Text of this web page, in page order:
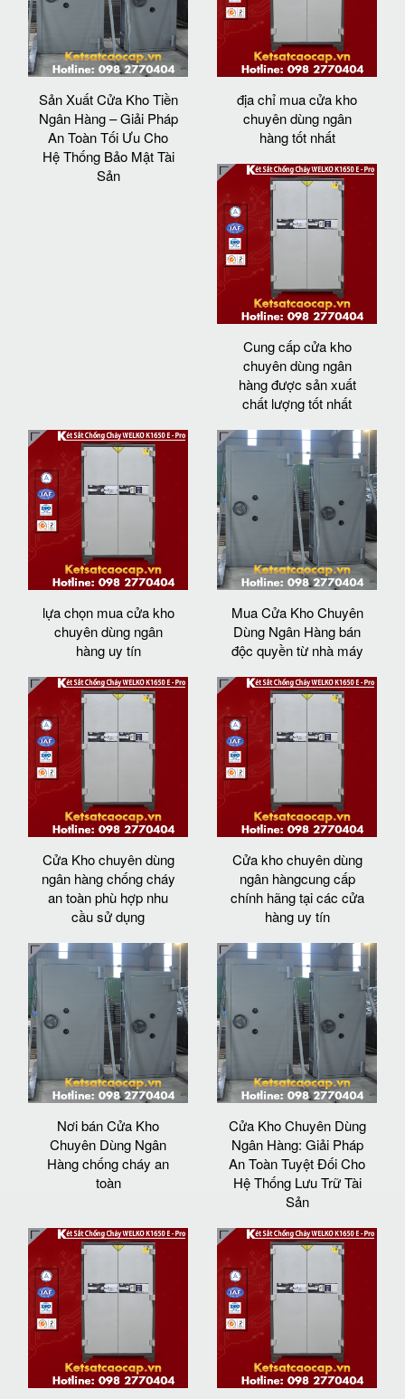
Sản Xuất Cửa Kho Tiền
Ngân Hàng – Giải Pháp
An Toàn Tối Ưu Cho
Hệ Thống Bảo Mật Tài
Sản
địa chỉ mua cửa kho
chuyên dùng ngân
hàng tốt nhất
Cung cấp cửa kho
chuyên dùng ngân
hàng được sản xuất
chất lượng tốt nhất
lựa chọn mua cửa kho
chuyên dùng ngân
hàng uy tín
Mua Cửa Kho Chuyên
Dùng Ngân Hàng bán
độc quyền từ nhà máy
Cửa Kho chuyên dùng
ngân hàng chống cháy
an toàn phù hợp nhu
cầu sử dụng
Cửa kho chuyên dùng
ngân hàngcung cấp
chính hãng tại các cửa
hàng uy tín
Nơi bán Cửa Kho
Chuyên Dùng Ngân
Hàng chống cháy an
toàn
Cửa Kho Chuyên Dùng
Ngân Hàng: Giải Pháp
An Toàn Tuyệt Đối Cho
Hệ Thống Lưu Trữ Tài
Sản